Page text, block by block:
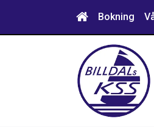
Bokning